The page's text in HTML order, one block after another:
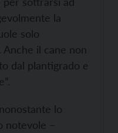
la
solo
Anche il cane non
dal plantigrado e
, nonostante lo
notevole –